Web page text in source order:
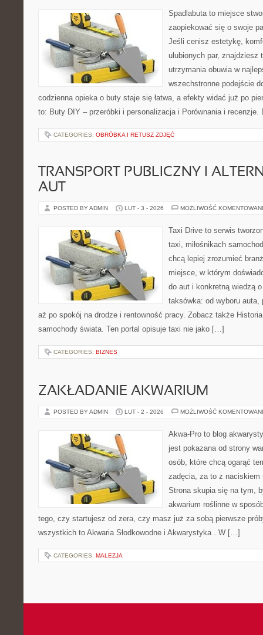
Spadlabuta to miejsce
zaopiekować się o swoje
Jeśli cenisz estetykę,
ulubionych par, znajdziesz
utrzymania obuwia w
wszechstronne podejście
codzienna opieka o buty staje się łatwa, a efekty widać już po
to: Buty DIY – przeróbki i personalizacja i Porównania i
CATEGORIES: OBRÓBKA I RETUSZ ZDJĘĆ
TRANSPORT PUBLICZNY I
AUT
POSTED BY ADMIN LUT - 3 - 2026 MOŻLIWOŚĆ
Taxi Drive to serwis
taxi, miłośnikach
chcą lepiej zrozumieć
miejsce, w którym
do aut i konkretną wiedzą
taksówka: od wyboru
aż po spokój na drodze i rentowność pracy. Zobacz także
samochody świata. Ten portal opisuje taxi nie jako […]
CATEGORIES: BIZNES
ZAKŁADANIE AKWARIUM
POSTED BY ADMIN LUT - 2 - 2026 MOŻLIWOŚĆ
Akwa-Pro to blog
jest pokazana od strony
osób, które chcą ogarąć
zadęcia, za to z naciskiem
Strona skupia się na tym,
akwarium roślinne w
tego, czy startujesz od zera, czy masz już za sobą pierwsze
wszystkich to Akwaria Słodkowodne i Akwarystyka . W […]
CATEGORIES: MALEZJA